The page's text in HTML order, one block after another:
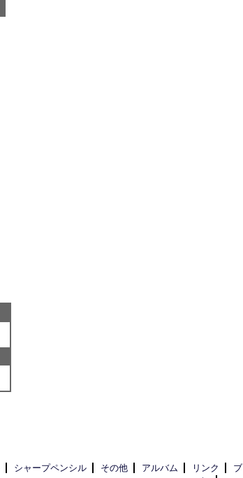
シャープペンシル その他 アルバム リンク